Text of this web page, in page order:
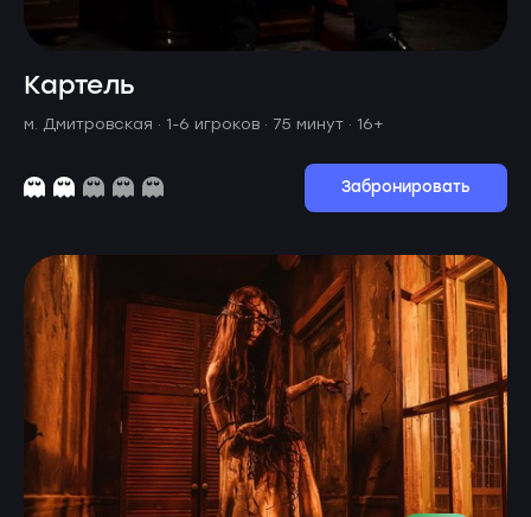
Картель
м. Дмитровская · 1-6 игроков · 75 минут · 16+
Забронировать